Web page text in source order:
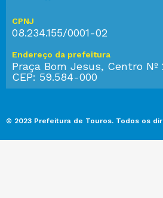
CPNJ
08.234.155/0001-02
Endereço da prefeitura
Praça Bom Jesus, Centro Nº
CEP: 59.584-000
© 2023 Prefeitura de Touros. Todos os